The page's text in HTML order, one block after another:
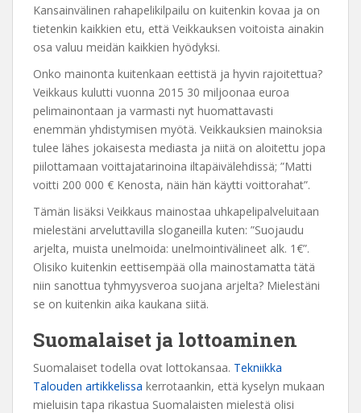
Kansainvälinen rahapelikilpailu on kuitenkin kovaa ja on
tietenkin kaikkien etu, että Veikkauksen voitoista ainakin
osa valuu meidän kaikkien hyödyksi.
Onko mainonta kuitenkaan eettistä ja hyvin rajoitettua?
Veikkaus kulutti vuonna 2015 30 miljoonaa euroa
pelimainontaan ja varmasti nyt huomattavasti
enemmän yhdistymisen myötä. Veikkauksien mainoksia
tulee lähes jokaisesta mediasta ja niitä on aloitettu jopa
piilottamaan voittajatarinoina iltapäivälehdissä; ”Matti
voitti 200 000 € Kenosta, näin hän käytti voittorahat”.
Tämän lisäksi Veikkaus mainostaa uhkapelipalveluitaan
mielestäni arveluttavilla sloganeilla kuten: ”Suojaudu
arjelta, muista unelmoida: unelmointivälineet alk. 1€”.
Olisiko kuitenkin eettisempää olla mainostamatta tätä
niin sanottua tyhmyysveroa suojana arjelta? Mielestäni
se on kuitenkin aika kaukana siitä.
Suomalaiset ja lottoaminen
Suomalaiset todella ovat lottokansaa. Tekniikka
Talouden artikkelissa kerrotaankin, että kyselyn mukaan
mieluisin tapa rikastua Suomalaisten mielestä olisi